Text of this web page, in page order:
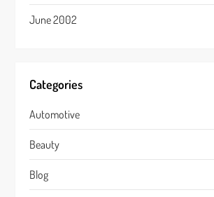
June 2002
Categories
Automotive
Beauty
Blog